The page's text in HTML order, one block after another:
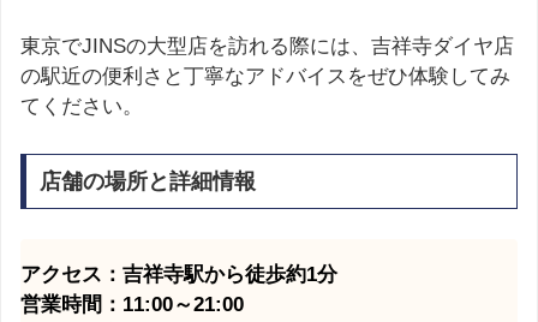
東京でJINSの大型店を訪れる際には、吉祥寺ダイヤ店
の駅近の便利さと丁寧なアドバイスをぜひ体験してみ
てください。
店舗の場所と詳細情報
アクセス：吉祥寺駅から徒歩約1分
営業時間：11:00～21:00